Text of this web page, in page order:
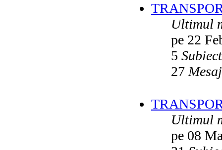
Ultimul
pe 22
5
27
Ultimul
pe 08